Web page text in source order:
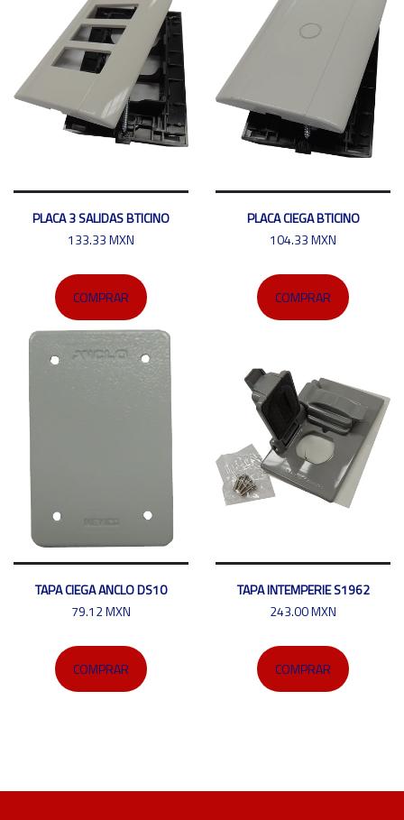
PLACA 3 SALIDAS BTICINO
133.33 MXN
COMPRAR
PLACA CIEGA BTICINO
104.33 MXN
COMPRAR
TAPA CIEGA ANCLO DS10
79.12 MXN
COMPRAR
TAPA INTEMPERIE S1962
243.00 MXN
COMPRAR